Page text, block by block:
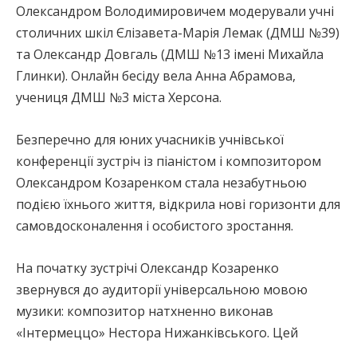
Олександром Володимировичем модерували учні
столичних шкіл Єлізавета-Марія Лемак (ДМШ №39)
та Олександр Довгаль (ДМШ №13 імені Михайла
Глинки). Онлайн бесіду вела Анна Абрамова,
учениця ДМШ №3 міста Херсона.
Безперечно для юних учасників учнівської
конференції зустріч із піаністом і композитором
Олександром Козаренком стала незабутньою
подією їхнього життя, відкрила нові горизонти для
самовдосконалення і особистого зростання.
На початку зустрічі Олександр Козаренко
звернувся до аудиторії універсальною мовою
музики: композитор натхненно виконав
«Інтермеццо» Нестора Нижанківського. Цей